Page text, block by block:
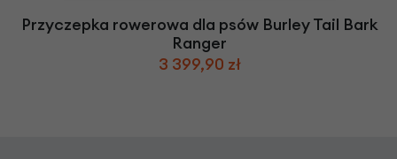
Przyczepka rowerowa dla psów Burley Tail Bark
Ranger
3 399,90 zł